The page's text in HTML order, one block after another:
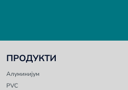
ПРОДУКТИ
Алуминијум
PVC